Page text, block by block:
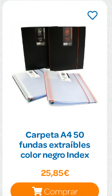
Carpeta A4 50
fundas extraíbles
color negro Index
25,85€
Comprar